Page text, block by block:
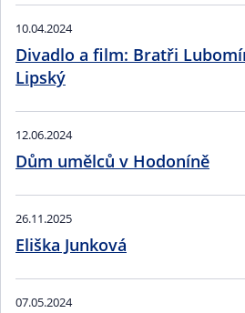
10.04.2024
Divadlo a film: Bratři
Lipský
12.06.2024
Dům umělců v Hodoníně
26.11.2025
Eliška Junková
07.05.2024